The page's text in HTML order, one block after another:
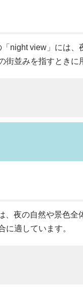
night view」には、
並みを指すときに
、夜の自然や景色全
適しています。